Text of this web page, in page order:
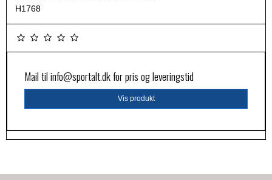
H1768
Mail tilinfo@sportalt.dkfor pris og leveringstid
Vis produkt